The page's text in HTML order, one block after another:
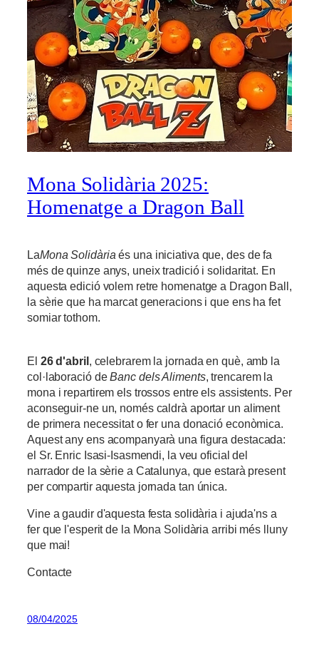
Mona Solidària 2025:
Homenatge a Dragon Ball
LaMona Solidària és una iniciativa que, des de fa
més de quinze anys, uneix tradició i solidaritat. En
aquesta edició volem retre homenatge a Dragon Ball,
la sèrie que ha marcat generacions i que ens ha fet
somiar tothom.
El 26 d'abril, celebrarem la jornada en què, amb la
col·laboració deBanc dels Aliments, trencarem la
mona i repartirem els trossos entre els assistents. Per
aconseguir-ne un, només caldrà aportar un aliment
de primera necessitat o fer una donació econòmica.
Aquest any ens acompanyarà una figura destacada:
el Sr. Enric Isasi-Isasmendi, la veu oficial del
narrador de la sèrie a Catalunya, que estarà present
per compartir aquesta jornada tan única.
Vine a gaudir d'aquesta festa solidària i ajuda'ns a
fer que l'esperit de la Mona Solidària arribi més lluny
que mai!
Contacte
08/04/2025